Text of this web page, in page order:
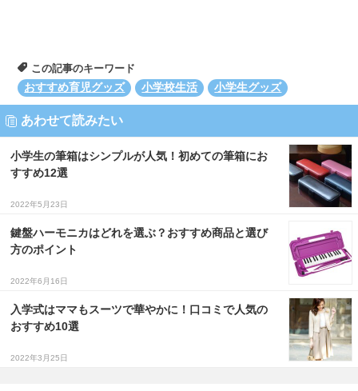
この記事のキーワード
おすすめ育児グッズ
小学校生活 小学生グッズ
あわせて読みたい
小学生の筆箱はシンプルが人気！初めての筆箱にお
すすめ12選
2022年5月23日
鍵盤ハーモニカはどれを選ぶ？おすすめ商品と選び
方のポイント
2022年6月16日
入学式はママもスーツで華やかに！口コミで人気の
おすすめ10選
2022年3月25日